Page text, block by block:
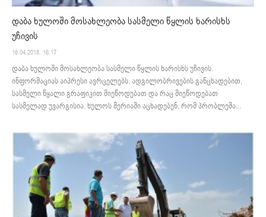
დაბა ხულოში მოსახლეობა სასმელი წყლის ხარისხს
უჩივის
16.04.2018. 16:17
დაბა ხულოში მოსახლეობა სასმელი წყლის ხარისხს უჩივის.
ინფორმაციას აიპრესი ავრცელებს. ადგილობრივების განცხადებით,
სასმელი წყალი გრაფიკით მიეწოდებათ და რაც მიეწოდებათ
სასმელად უვარგისია. ხულოს მერიაში აცხადებენ, რომ პრობლემა...